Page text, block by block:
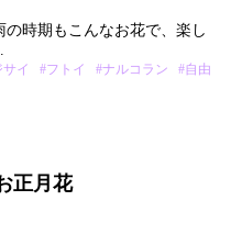
の時期もこんなお花で、楽し
イ #フトイ #ナルコラン
#自由
正月花